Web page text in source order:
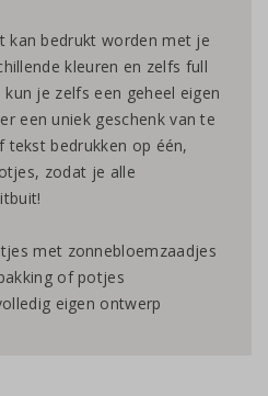
kan bedrukt worden met je
kleuren en zelfs full
je zelfs een geheel eigen
een uniek geschenk van te
tekst bedrukken op één,
zodat je alle
met zonnebloemzaadjes
of potjes
eigen ontwerp